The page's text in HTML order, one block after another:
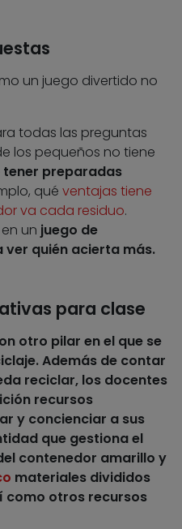
un juego divertido no
todas las preguntas
los pequeños no tiene
tener preparadas
qué ventajas tiene
va cada residuo.
un juego de
ver quién acierta más.
para clase
otro pilar en el que se
Además de contar
reciclar, los docentes
recursos
y concienciar a sus
que gestiona el
contenedor amarillo y
materiales divididos
como otros recursos